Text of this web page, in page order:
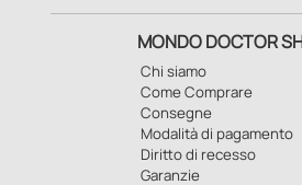
MONDO DOCTOR
Chi siamo
Come Comprare
Consegne
Modalità di pagamento
Diritto di recesso
Garanzie